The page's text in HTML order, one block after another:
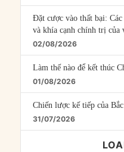
Đặt cược vào thất bại:
và khía cạnh chính trị của
02/08/2026
Làm thế nào để kết thúc
01/08/2026
Chiến lược kế tiếp của
31/07/2026